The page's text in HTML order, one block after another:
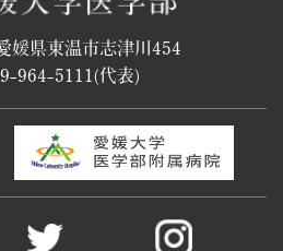
媛県東温市志津川454
964-5111(代表)